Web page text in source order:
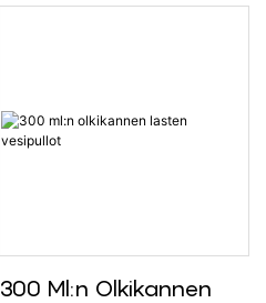
300 Ml:n Olkikannen